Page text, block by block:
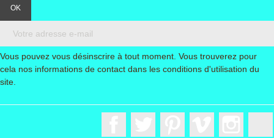
Vous pouvez vous désinscrire à tout moment. Vous trouverez pour
cela nos informations de contact dans les conditions d'utilisation du
site.